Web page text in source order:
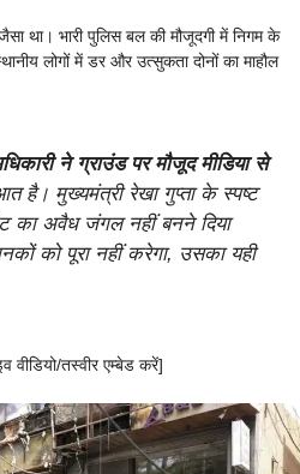
था। भारी पुलिस बल की मौजूदगी में निगम के
लोगों में डर और उत्सुकता दोनों का माहौल
ने ग्राउंड पर मौजूद मीडिया से
है। मुख्यमंत्री रेखा गुप्ता के स्पष्ट
का अवैध जंगल नहीं बनने दिया
को पूरा नहीं करेगा, उसका यही
वीडियो/तस्वीर एम्बेड करें]